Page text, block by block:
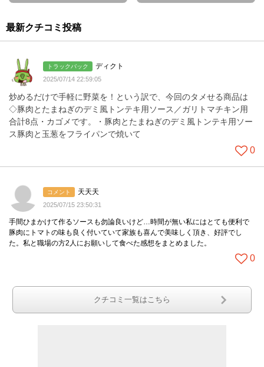
最新クチコミ投稿
トラックバック ディクト
2025/07/14 22:59:05
炒めるだけで手軽に野菜を！という訳で、今回のタメせる商品は
◇豚肉とたまねぎのデミ風トンテキ用ソース／ガリトマチキン用
合計8点・カゴメです。・豚肉とたまねぎのデミ風トンテキ用ソー
ス豚肉と玉葱をフライパンで焼いて
0
コメント 天天天
2025/07/15 23:50:31
手間ひまかけて作るソースも勿論良いけど…時間が無い私にはとても便利で
豚肉にトマトの味も良く付いていて家族も喜んで美味しく頂き、好評でし
た。私と職場の方2人にお願いして食べた感想をまとめました。
0
クチコミ一覧はこちら